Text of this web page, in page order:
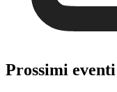
Prossimi eventi